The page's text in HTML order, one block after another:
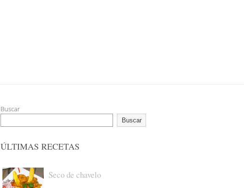
Buscar
Buscar
ÚLTIMAS RECETAS
Seco de chavelo